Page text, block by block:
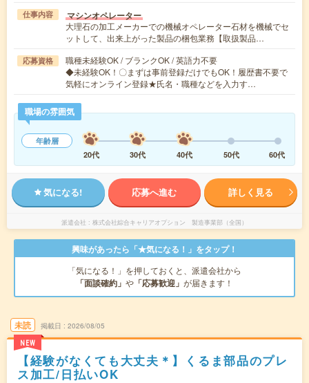
仕事内容 マシンオペレーター
大理石の加工メーカーでの機械オペレーター石材を機械でセ
ットして、出来上がった製品の梱包業務【取扱製品…
応募資格
職種未経験OK / ブランクOK / 英語力不要
◆未経験OK！〇まずは事前登録だけでもOK！履歴書不要で
気軽にオンライン登録★氏名・職種などを入力す…
職場の雰囲気
年齢層
20代
30代 40代 50代 60代
気になる! 応募へ進む 詳しく見る
派遣会社 株式会社綜合キャリアオプション 製造事業部（全国）
興味があったら「★気になる！」をタップ！
「気になる！」を押しておくと、派遣会社から
「面談確約」 や 「応募歓迎」 が届きます！
未読
NEW
掲載日 2026/08/05
【経験がなくても大丈夫＊】くるま部品のプレ
ス加工/日払いOK